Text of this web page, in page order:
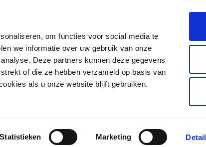
om functies voor social media te
we informatie over uw gebruik van onze
Deze partners kunnen deze gegevens
of die ze hebben verzameld op basis van
als u onze website blijft gebruiken.
Statistieken Marketing
category
for Koelproducten category
Show submenu for
Dranken
Show submenu for
Non-Food
Alle